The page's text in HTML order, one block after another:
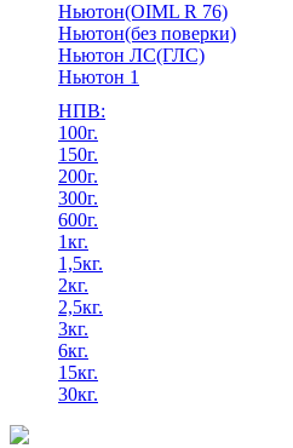
Ньютон(OIML R 76)
Ньютон(без поверки)
Ньютон ЛС(ГЛС)
Ньютон 1
НПВ:
100г.
150г.
200г.
300г.
600г.
1кг.
1,5кг.
2кг.
2,5кг.
3кг.
6кг.
15кг.
30кг.